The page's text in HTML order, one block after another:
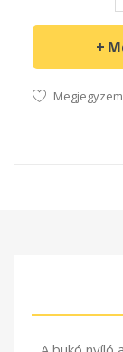
Megjegyzem